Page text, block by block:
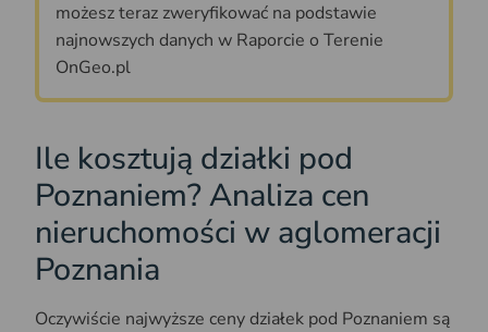
możesz teraz zweryfikować na podstawie
najnowszych danych w Raporcie o Terenie
OnGeo.pl
Ile kosztują działki pod
Poznaniem? Analiza cen
nieruchomości w aglomeracji
Poznania
Oczywiście najwyższe ceny działek pod Poznaniem są